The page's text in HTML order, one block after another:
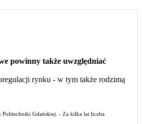
powinny także uwzględniać
rynku - w tym także rodzimą
Politechniki Gdańskiej. - Za kilka lat liczba